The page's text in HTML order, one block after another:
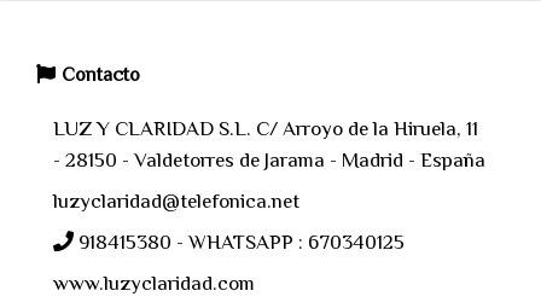
Contacto
LUZ Y CLARIDAD S.L. C/ Arroyo de la Hiruela, 11
- 28150 - Valdetorres de Jarama - Madrid - España
luzyclaridad@telefonica.net
918415380 - WHATSAPP : 670340125
www.luzyclaridad.com